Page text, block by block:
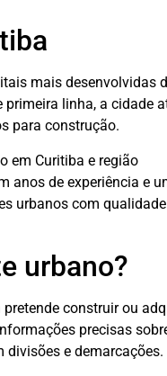
mais desenvolvidas
linha, a cidade
para construção.
em Curitiba e região
anos de experiência e
urbanos com
urbano?
construir ou
precisas
e demarcações.